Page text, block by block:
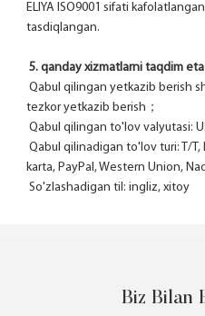
ELIYA ISO9001 sifati
tasdiqlangan.
5. qanday xizmatlarni taqdim
tezkor yetkazib berish；
Qabul qilingan to'lov valyutasi:
karta, PayPal, Western Union,
So'zlashadigan til: ingliz, xitoy
Biz Bilan